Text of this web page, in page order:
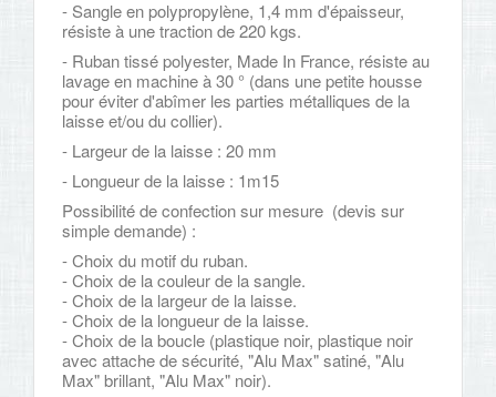
- Sangle en polypropylène, 1,4 mm d'épaisseur,
résiste à une traction de 220 kgs.
- Ruban tissé polyester, Made In France, résiste au
lavage en machine à 30 ° (dans une petite housse
pour éviter d'abîmer les parties métalliques de la
laisse et/ou du collier).
- Largeur de la laisse : 20 mm
- Longueur de la laisse : 1m15
Possibilité de confection sur mesure (devis sur
simple demande) :
- Choix du motif du ruban.
- Choix de la couleur de la sangle.
- Choix de la largeur de la laisse.
- Choix de la longueur de la laisse.
- Choix de la boucle (plastique noir, plastique noir
avec attache de sécurité, "Alu Max" satiné, "Alu
Max" brillant, "Alu Max" noir).